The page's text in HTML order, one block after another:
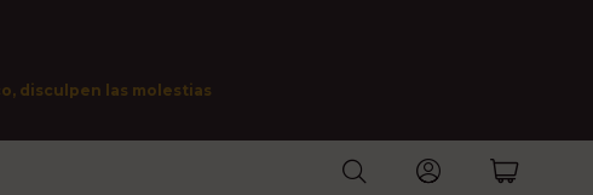
disculpen las molestias